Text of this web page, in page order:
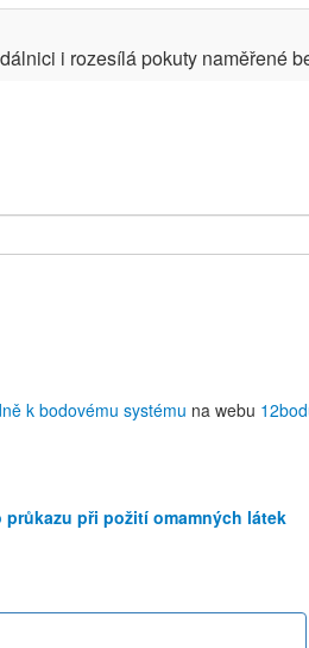
i rozesílá pokuty naměřené
k bodovému systému na webu
při požití omamných látek